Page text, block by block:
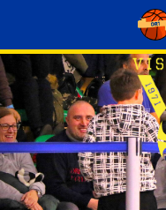
content